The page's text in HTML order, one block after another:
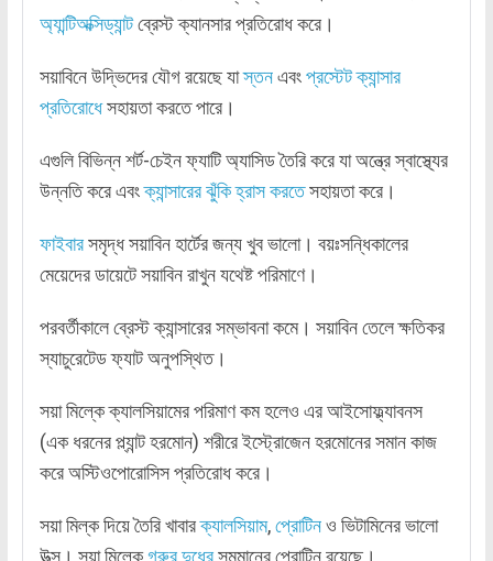
অ্যান্টিঅক্সিড্যান্টব্রেস্ট ক্যানসার প্রতিরোধ করে।
সয়াবিনে উদ্ভিদের যৌগ রয়েছে যাস্তনএবংপ্রস্টেট ক্যান্সার
প্রতিরোধেসহায়তা করতে পারে।
এগুলি বিভিন্ন শর্ট-চেইন ফ্যাটি অ্যাসিড তৈরি করে যা অন্ত্রে স্বাস্থ্যের
উন্নতি করে এবংক্যান্সারের ঝুঁকি হ্রাস করতেসহায়তা করে।
ফাইবারসমৃদ্ধ সয়াবিন হার্টের জন্য খুব ভালো। বয়ঃসন্ধিকালের
মেয়েদের ডায়েটে সয়াবিন রাখুন যথেষ্ট পরিমাণে।
পরবর্তীকালে ব্রেস্ট ক্যান্সারের সম্ভাবনা কমে। সয়াবিন তেলে ক্ষতিকর
স্যাচুরেটেড ফ্যাট অনুপস্থিত।
সয়া মিল্কে ক্যালসিয়ামের পরিমাণ কম হলেও এর আইসোফ্ল্যাবনস
(এক ধরনের প্ল্যান্ট হরমোন) শরীরে ইস্ট্রোজেন হরমোনের সমান কাজ
করে অস্টিওপোরোসিস প্রতিরোধ করে।
সয়া মিল্ক দিয়ে তৈরি খাবারক্যালসিয়াম,প্রোটিনও ভিটামিনের ভালো
উত্‍স। সয়া মিল্কেগরুর দুধেরসমমানের প্রোটিন রয়েছে।